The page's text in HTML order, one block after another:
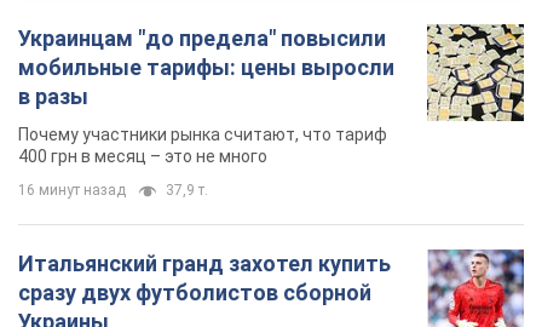
Украинцам "до предела" повысили
мобильные тарифы: цены выросли
в разы
Почему участники рынка считают, что тариф
400 грн в месяц – это не много
16 минут назад 37,9 т.
Итальянский гранд захотел купить
сразу двух футболистов сборной